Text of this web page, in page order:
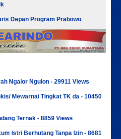
Depan Program Prabowo
Ngalor Ngulon - 29911 Views
Mewarnai Tingkat TK da - 10450
Ternak - 8859 Views
Istri Berhutang Tanpa Izin - 8681